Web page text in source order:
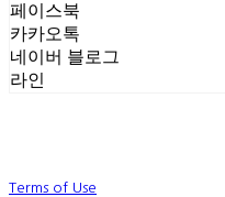
페이스북
카카오톡
네이버 블로그
라인
Terms of Use